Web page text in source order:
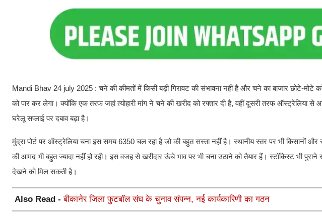
Mandi Bhav 24 july 2025 : चने की कीमतों में किसी बड़ी गिरावट की संभावना नहीं है और चने का बाजार छोटे-
को पार कर लेगा। क्योंकि एक तरफ जहां त्योहारी मांग ने चने की खरीद को रफ्तार दी है, वहीं दूसरी तरफ ऑस्ट्रेलिया से
घरेलू सप्लाई पर दबाव बढ़ा है।
मुंद्रा पोर्ट पर ऑस्ट्रेलिया चना इस समय 6350 चल रहा है जो की बहुत सस्ता नहीं है। स्थानीय स्तर पर भी किसानों
की आमद भी बहुत ज्यादा नहीं हो रही। इस वजह से खरीदार ऊंचे भाव पर भी चना उठाने को तैयार हैं। स्टॉकिस्ट भी
देखने को मिल सकती है।
Also Read -बीकानेर जिला फुटबॉल संघ के चुनाव संपन्न, नई कार्यकारिणी का गठन